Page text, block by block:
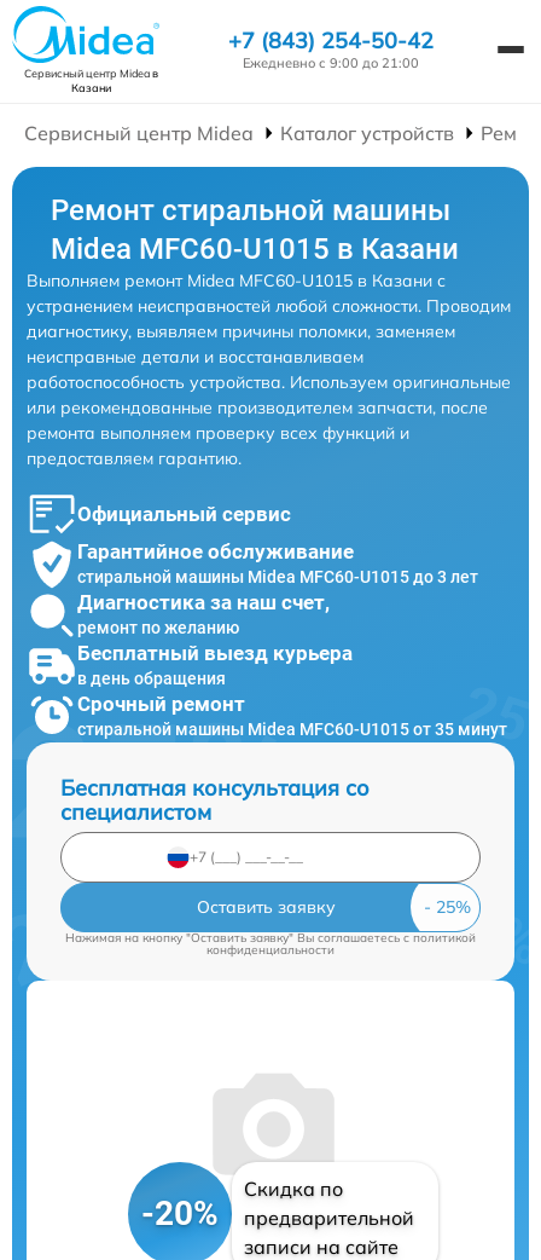
Сервисный центр Mideaв
Казани
+7 (843) 254-50-42
Ежедневно с 9:00 до 21:00
Сервисный центр Midea Каталог устройств
Ремонт стиральной машины
Midea MFC60-U1015 в Казани
Выполняем ремонт Midea MFC60-U1015 в Казани с
устранением неисправностей любой сложности. Проводим
диагностику, выявляем причины поломки, заменяем
неисправные детали и восстанавливаем
работоспособность устройства. Используем оригинальные
или рекомендованные производителем запчасти, после
ремонта выполняем проверку всех функций и
предоставляем гарантию.
Официальный сервис
Гарантийное обслуживание
стиральной машины Midea MFC60-U1015 до 3 лет
Диагностика за наш счет,
ремонт по желанию
Бесплатный выезд курьера
в день обращения
Срочный ремонт
стиральной машины Midea MFC60-U1015 от 35 минут
Бесплатная консультация со
специалистом
Оставить заявку
Нажимая на кнопку "Оставить заявку" Вы соглашаетесь cполитикой
конфиденциальности
-20%
Скидка по
предварительной
записи на сайте